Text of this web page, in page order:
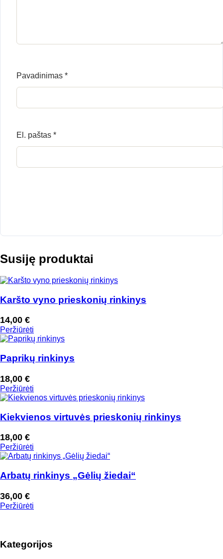
Pavadinimas *
El. paštas *
Susiję produktai
Karšto vyno prieskonių rinkinys
14,00 €
Peržiūrėti
Paprikų rinkinys
18,00 €
Peržiūrėti
Kiekvienos virtuvės prieskonių rinkinys
18,00 €
Peržiūrėti
Arbatų rinkinys „Gėlių žiedai“
36,00 €
Peržiūrėti
Kategorijos